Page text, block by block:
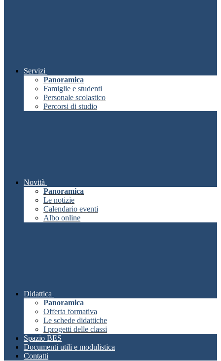
Servizi
Panoramica
Famiglie e studenti
Personale scolastico
Percorsi di studio
Novità
Panoramica
Le notizie
Calendario eventi
Albo online
Didattica
Panoramica
Offerta formativa
Le schede didattiche
I progetti delle classi
Spazio BES
Documenti utili e modulistica
Contatti